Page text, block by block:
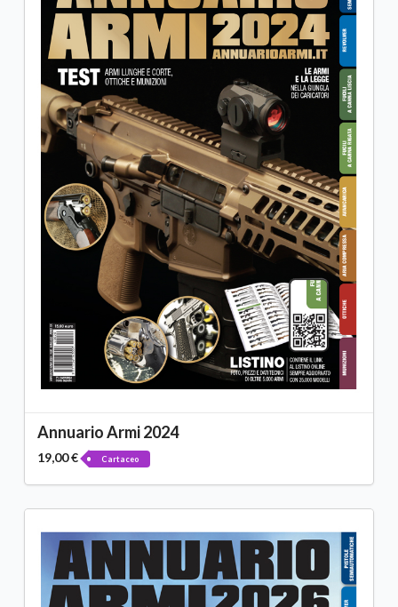
Annuario Armi 2024
19,00 € Cartaceo